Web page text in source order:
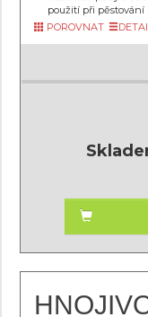
použití při
POROVNAT